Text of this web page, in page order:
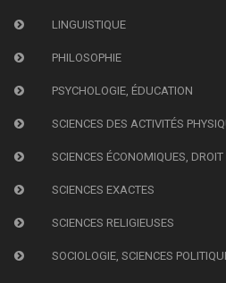
LINGUISTIQUE
PHILOSOPHIE
PSYCHOLOGIE, ÉDUCATION
SCIENCES DES ACTIVITÉS
SCIENCES ÉCONOMIQUES, DROIT
SCIENCES EXACTES
SCIENCES RELIGIEUSES
SOCIOLOGIE, SCIENCES